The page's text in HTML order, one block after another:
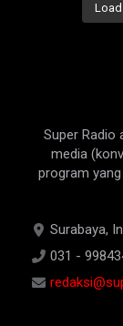
Super Radio
media
program
Surabaya,
031 -